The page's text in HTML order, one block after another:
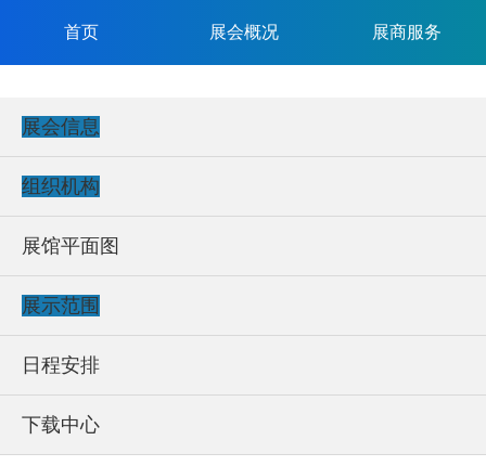
首页 展会概况 展商服务
展会信息
组织机构
展馆平面图
展示范围
日程安排
下载中心